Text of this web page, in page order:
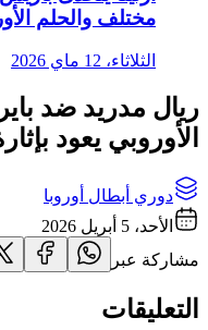
مختلف والحلم
الثلاثاء، 12 ماي 2026
ريال مدريد ضد
الأوروبي يعود
دوري أبطال أوروبا
الأحد، 5 أبريل 2026
مشاركة عبر
التعليقات